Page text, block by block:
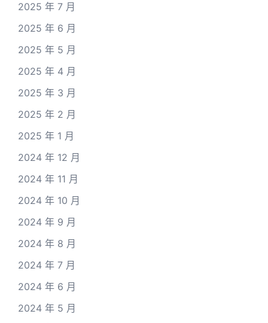
2025 年 7 月
2025 年 6 月
2025 年 5 月
2025 年 4 月
2025 年 3 月
2025 年 2 月
2025 年 1 月
2024 年 12 月
2024 年 11 月
2024 年 10 月
2024 年 9 月
2024 年 8 月
2024 年 7 月
2024 年 6 月
2024 年 5 月